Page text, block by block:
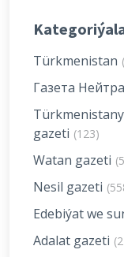
Türkmenistan
Газета
gazeti (123)
Watan gazeti
Nesil gazeti
Edebiýat we
Adalat gazeti